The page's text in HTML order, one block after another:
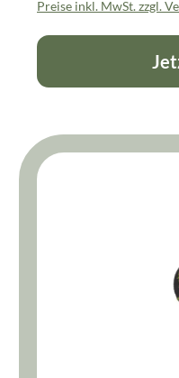
Preise inkl. MwSt. zzgl.